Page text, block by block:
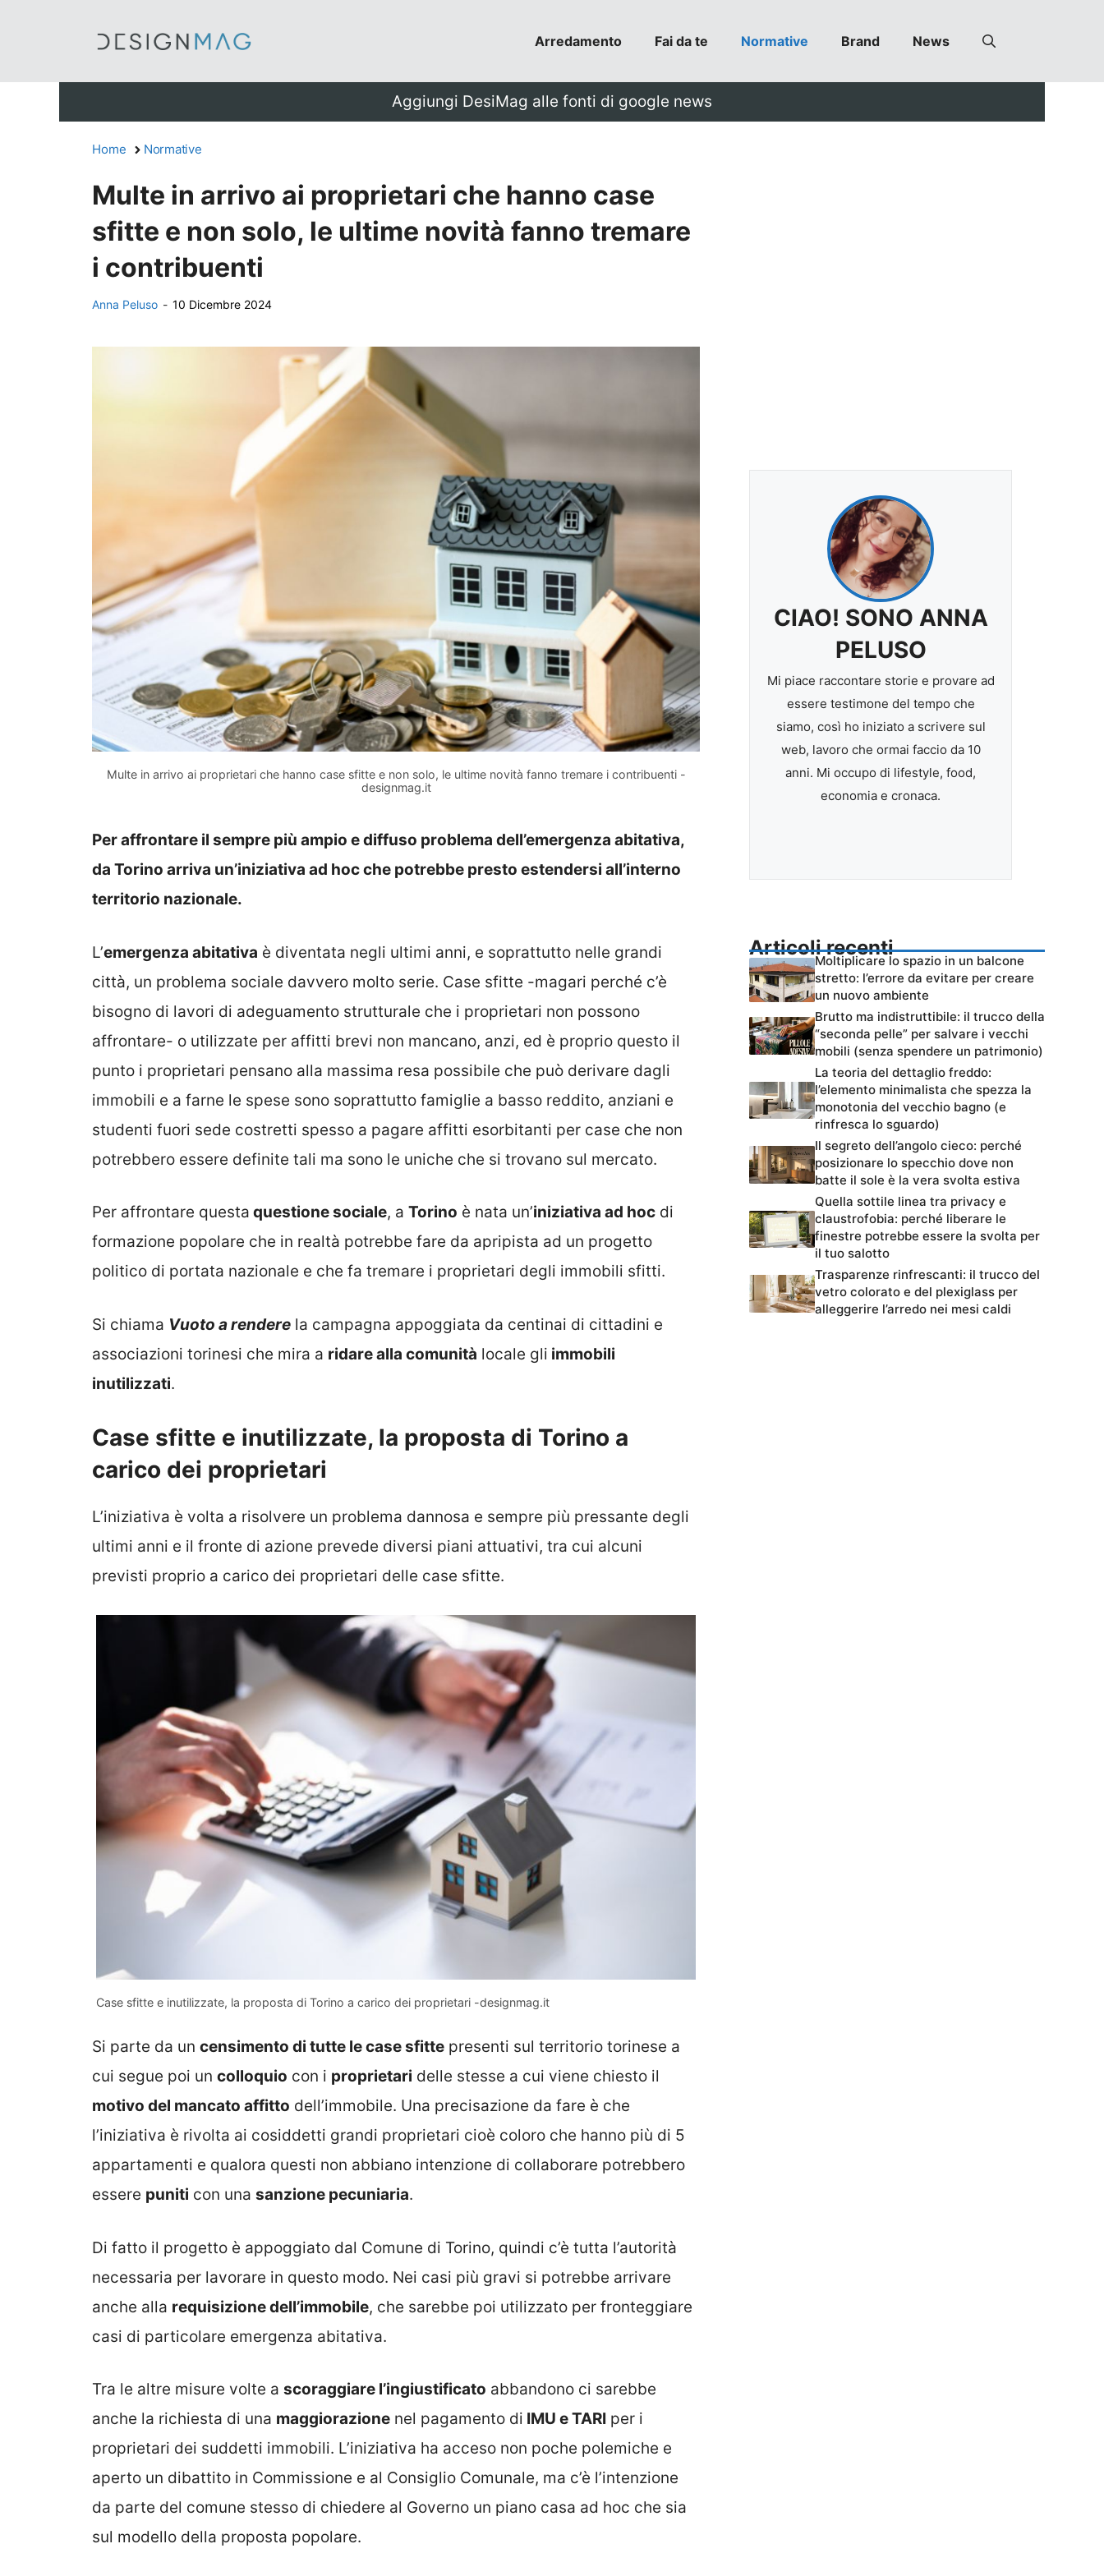
Arredamento Fai da te Normative Brand News
Aggiungi DesiMag alle fonti di google news
Home Normative
Multe in arrivo ai proprietari che hanno case
sfitte e non solo, le ultime novità fanno tremare
i contribuenti
Anna Peluso - 10 Dicembre 2024
Multe in arrivo ai proprietari che hanno case sfitte e non solo, le ultime novità fanno tremare i contribuenti -
designmag.it
Per affrontare il sempre più ampio e diffuso problema dell’emergenza abitativa,
da Torino arriva un’iniziativa ad hoc che potrebbe presto estendersi all’interno
territorio nazionale.
L’emergenza abitativa è diventata negli ultimi anni, e soprattutto nelle grandi
città, un problema sociale davvero molto serie. Case sfitte -magari perché c’è
bisogno di lavori di adeguamento strutturale che i proprietari non possono
affrontare- o utilizzate per affitti brevi non mancano, anzi, ed è proprio questo il
punto i proprietari pensano alla massima resa possibile che può derivare dagli
immobili e a farne le spese sono soprattutto famiglie a basso reddito, anziani e
studenti fuori sede costretti spesso a pagare affitti esorbitanti per case che non
potrebbero essere definite tali ma sono le uniche che si trovano sul mercato.
Per affrontare questa questione sociale, a Torino è nata un’iniziativa ad hoc di
formazione popolare che in realtà potrebbe fare da apripista ad un progetto
politico di portata nazionale e che fa tremare i proprietari degli immobili sfitti.
Si chiama Vuoto a rendere la campagna appoggiata da centinai di cittadini e
associazioni torinesi che mira a ridare alla comunità locale gli immobili
inutilizzati.
Case sfitte e inutilizzate, la proposta di Torino a
carico dei proprietari
L’iniziativa è volta a risolvere un problema dannosa e sempre più pressante degli
ultimi anni e il fronte di azione prevede diversi piani attuativi, tra cui alcuni
previsti proprio a carico dei proprietari delle case sfitte.
Case sfitte e inutilizzate, la proposta di Torino a carico dei proprietari -designmag.it
Si parte da un censimento di tutte le case sfitte presenti sul territorio torinese a
cui segue poi un colloquio con i proprietari delle stesse a cui viene chiesto il
motivo del mancato affitto dell’immobile. Una precisazione da fare è che
l’iniziativa è rivolta ai cosiddetti grandi proprietari cioè coloro che hanno più di 5
appartamenti e qualora questi non abbiano intenzione di collaborare potrebbero
essere puniti con una sanzione pecuniaria.
Di fatto il progetto è appoggiato dal Comune di Torino, quindi c’è tutta l’autorità
necessaria per lavorare in questo modo. Nei casi più gravi si potrebbe arrivare
anche alla requisizione dell’immobile, che sarebbe poi utilizzato per fronteggiare
casi di particolare emergenza abitativa.
Tra le altre misure volte a scoraggiare l’ingiustificato abbandono ci sarebbe
anche la richiesta di una maggiorazione nel pagamento di IMU e TARI per i
proprietari dei suddetti immobili. L’iniziativa ha acceso non poche polemiche e
aperto un dibattito in Commissione e al Consiglio Comunale, ma c’è l’intenzione
da parte del comune stesso di chiedere al Governo un piano casa ad hoc che sia
sul modello della proposta popolare.
CIAO! SONO ANNA
PELUSO
Mi piace raccontare storie e provare ad
essere testimone del tempo che
siamo, così ho iniziato a scrivere sul
web, lavoro che ormai faccio da 10
anni. Mi occupo di lifestyle, food,
economia e cronaca.
Articoli recenti
Moltiplicare lo spazio in un balcone
stretto: l’errore da evitare per creare
un nuovo ambiente
Brutto ma indistruttibile: il trucco della
“seconda pelle” per salvare i vecchi
mobili (senza spendere un patrimonio)
La teoria del dettaglio freddo:
l’elemento minimalista che spezza la
monotonia del vecchio bagno (e
rinfresca lo sguardo)
Il segreto dell’angolo cieco: perché
posizionare lo specchio dove non
batte il sole è la vera svolta estiva
Quella sottile linea tra privacy e
claustrofobia: perché liberare le
finestre potrebbe essere la svolta per
il tuo salotto
Trasparenze rinfrescanti: il trucco del
vetro colorato e del plexiglass per
alleggerire l’arredo nei mesi caldi